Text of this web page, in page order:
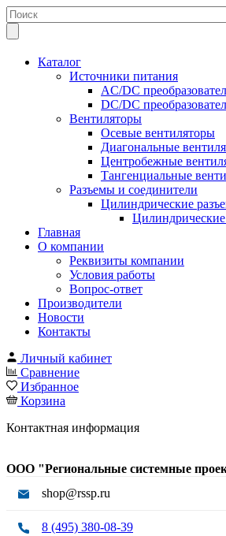
Каталог
Источники питания
AC/DC
DC/DC
Вентиляторы
Осевые вентиляторы
Диагональные
Центробежные
Тангенциальные
Разъемы и соединители
Цилиндрические
Главная
О компании
Реквизиты компании
Условия работы
Вопрос-ответ
Производители
Новости
Контакты
Личный кабинет
Сравнение
Избранное
Корзина
Контактная информация
ООО "Региональные системные
shop@rssp.ru
8 (495) 380-08-39